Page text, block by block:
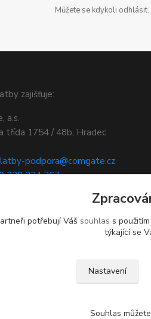
Můžete se kdykoli
zajišťuje:
a.s.
třída 1754 / 48b, Hradec
podpora@comgate.cz
228 224 267
potřebují Váš souhlas s
týkající se
Nastavení
Souhlas